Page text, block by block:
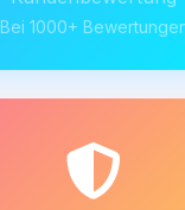
Bei 1000+